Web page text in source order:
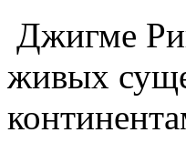
Джигме
живых